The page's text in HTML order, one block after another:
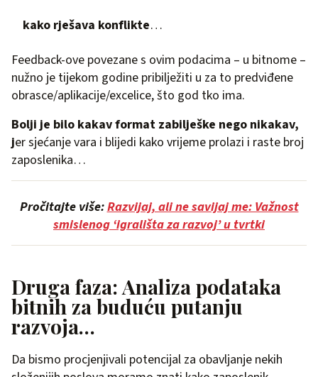
kako rješava konflikte…
Feedback-ove povezane s ovim podacima – u bitnome –
nužno je tijekom godine pribilježiti u za to predviđene
obrasce/aplikacije/excelice, što god tko ima.
Bolji je bilo kakav format zabilješke nego nikakav,
jer sjećanje vara i blijedi kako vrijeme prolazi i raste broj
zaposlenika…
Pročitajte više:Razvijaj, ali ne savijaj me: Važnost
smislenog ‘igrališta za razvoj’ u tvrtki
Druga faza: Analiza podataka
bitnih za buduću putanju
razvoja…
Da bismo procjenjivali potencijal za obavljanje nekih